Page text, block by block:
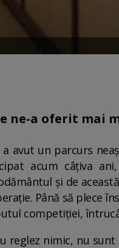
ne-a oferit mai
a avut un parcurs
acum câțiva
și de
Până să plece
competiției,
reglez nimic, nu